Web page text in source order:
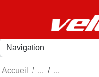
Accueil